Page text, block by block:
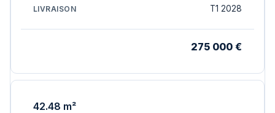
T1 2028
275 000 €
42.48 m²